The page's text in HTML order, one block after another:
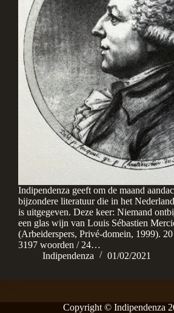
Indipendenza geeft om de maand
bijzondere literatuur die in het
is uitgegeven. Deze keer: Niemand
een glas wijn van Louis Sébastien
(Arbeiderspers, Privé-domein, 1999).
3197 woorden / 24…
Indipendenza
01/02/2021
Copyright © Indipendenza